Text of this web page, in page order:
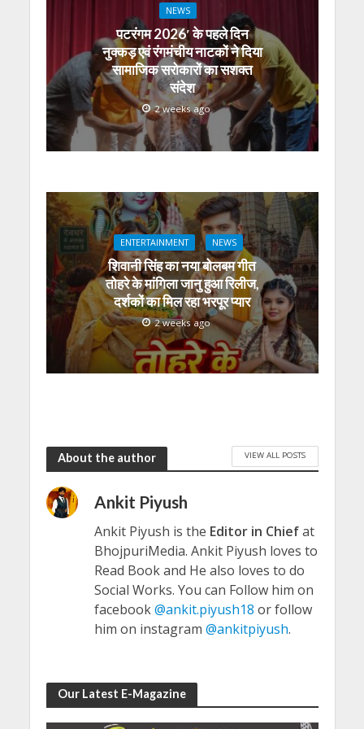
NEWS
पटरंगम 2026′ के पहले दिन
नुक्कड़ एवं रंगमंचीय नाटकों ने दिया
सामाजिक सरोकारों का सशक्त
संदेश
2 weeks ago
ENTERTAINMENT NEWS
शिवानी सिंह का नया बोलबम गीत
तोहरे के मांगिला जानु हुआ रिलीज,
दर्शकों का मिल रहा भरपूर प्यार
2 weeks ago
About the author VIEW ALL POSTS
Ankit Piyush
Ankit Piyush is the Editor in Chiefat
BhojpuriMedia. Ankit Piyush loves to
Read Book and He also loves to do
Social Works. You can Follow him on
facebook@ankit.piyush18 or follow
him on instagram @ankitpiyush.
Our Latest E-Magazine